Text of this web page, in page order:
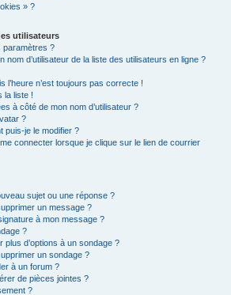
» ?
utilisateurs
paramètres ?
nom d’utilisateur de la liste des utilisateurs en ligne ?
l’heure n’est toujours pas correcte !
la liste !
à côté de mon nom d’utilisateur ?
?
puis-je le modifier ?
connecter lorsque je clique sur le lien de courrier
sujet ou une réponse ?
un message ?
à mon message ?
?
plus d’options à un sondage ?
un sondage ?
à un forum ?
de pièces jointes ?
?